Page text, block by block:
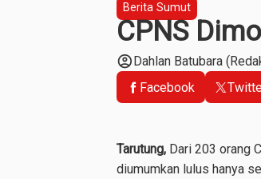
Berita Sumut
CPNS
account_circleDahlan Batubara
Facebook
Tarutung, Dari 203 orang
diumumkan lulus hanya